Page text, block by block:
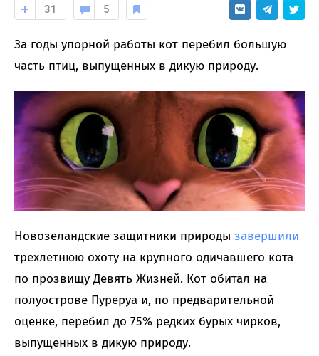
31 5
За годы упорной работы кот перебил большую
часть птиц, выпущенных в дикую природу.
Новозеландские защитники природы завершили
трехлетнюю охоту на крупного одичавшего кота
по прозвищу Девять Жизней. Кот обитал на
полуострове Пуреруа и, по предварительной
оценке, перебил до 75% редких бурых чирков,
выпущенных в дикую природу.